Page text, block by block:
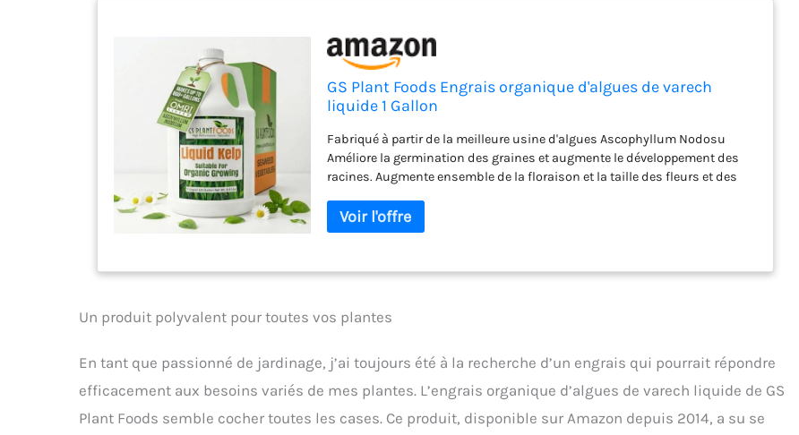
GS Plant Foods Engrais organique d'algues de varech
liquide 1 Gallon
Fabriqué à partir de la meilleure usine d'algues Ascophyllum Nodosu
Améliore la germination des graines et augmente le développement des
racines. Augmente ensemble de la floraison et la taille des fleurs et des
météorologiques extrêmes. L'un des aliments d'origine végétale « Miracle »
de la nature!
Un produit polyvalent pour toutes vos plantes
En tant que passionné de jardinage, j’ai toujours été à la recherche d’un engrais qui pourrait répondre
efficacement aux besoins variés de mes plantes. L’engrais organique d’algues de varech liquide de GS
Plant Foods semble cocher toutes les cases. Ce produit, disponible sur Amazon depuis 2014, a su se